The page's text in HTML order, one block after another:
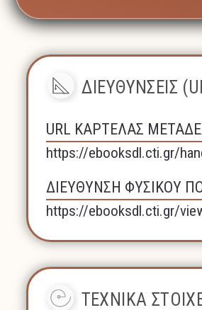
ΔΙΕΥΘΥΝΣΕΙΣ
URL ΚΑΡΤΕΛΑΣ
https://ebooksdl.cti.gr/
ΔΙΕΥΘΥΝΣΗ ΦΥΣΙΚΟΥ
https://ebooksdl.cti.gr/
ΤΕΧΝΙΚΑ